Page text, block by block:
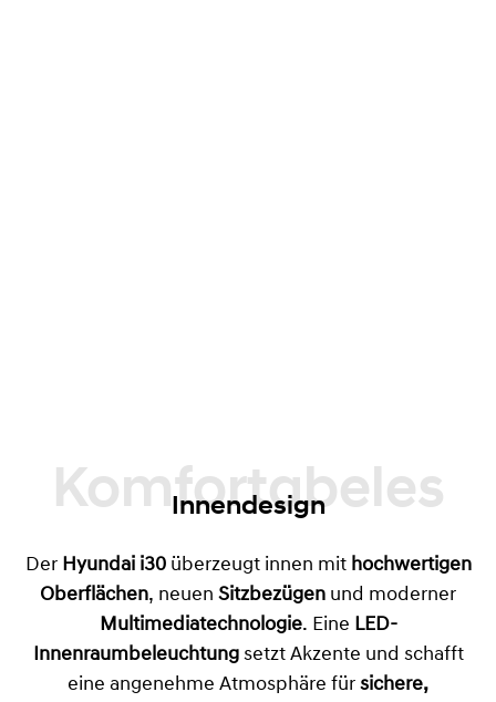
Komfortabeles
Innendesign
Der Hyundai i30überzeugt innen mit hochwertigen
Oberflächen, neuen Sitzbezügen und moderner
Multimediatechnologie. Eine LED-
Innenraumbeleuchtungsetzt Akzente und schafft
eine angenehme Atmosphäre für sichere,